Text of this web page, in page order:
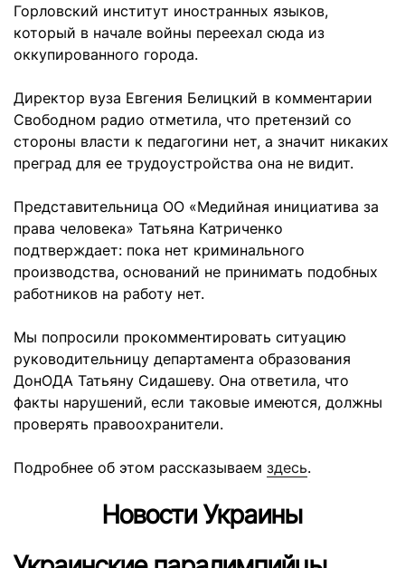
Горловский институт иностранных языков,
который в начале войны переехал сюда из
оккупированного города.
Директор вуза Евгения Белицкий в комментарии
Свободном радио отметила, что претензий со
стороны власти к педагогини нет, а значит никаких
преград для ее трудоустройства она не видит.
Представительница ОО «Медийная инициатива за
права человека» Татьяна Катриченко
подтверждает: пока нет криминального
производства, оснований не принимать подобных
работников на работу нет.
Мы попросили прокомментировать ситуацию
руководительницу департамента образования
ДонОДА Татьяну Сидашеву. Она ответила, что
факты нарушений, если таковые имеются, должны
проверять правоохранители.
Подробнее об этом рассказываем здесь.
Новости Украины